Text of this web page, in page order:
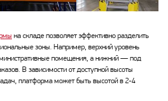
на складе позволяет эффективно разделить
зоны. Например, верхний уровень
помещения, а нижний — под
В зависимости от доступной высоты
платформа может быть высотой в 2-4